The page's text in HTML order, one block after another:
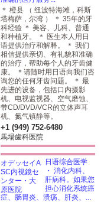
＊ 橙县 （ 纽波特海滩，科斯
塔梅萨，尔湾 ） ＊ 35年的牙
科经验 ＊ 美容、儿科、普通
和种植牙。 ＊ 医生本人用日
语提供治疗和解释。 ＊ 我们
相信提供亲切、有礼貌和准确
的治疗，帮助每个人的牙齿健
康。 ＊请随时用日语向我们咨
询您的任何牙齿问题。 ＊ 最
先进的设备，包括口内摄影
机、电视监视器、空气磨蚀、
带CD/DVD/VCR的立体声耳
机、氮气镇静等。
+1 (949) 752-6480
馬場歯科医院
日语综合医学
・ 消化内科、
肝病科。如果您
担心消化系统癌
症、肠胃炎、溃疡、肝炎、...